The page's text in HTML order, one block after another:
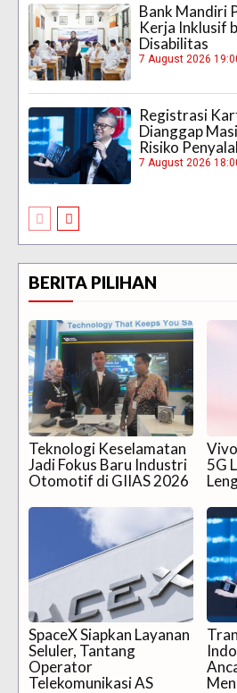
Bank Mandiri
Kerja Inklusif
Disabilitas
7 August 2026
Registrasi
Dianggap
Risiko
7 August 2026
BERITA PILIHAN
Teknologi Keselamatan
Jadi Fokus Baru Industri
Otomotif di GIIAS 2026
5G
SpaceX Siapkan Layanan
Seluler, Tantang
Operator
Telekomunikasi AS